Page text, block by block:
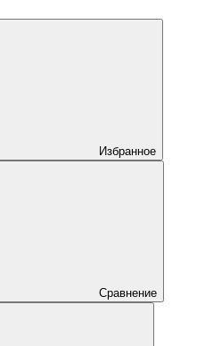
Избранное
Сравнение